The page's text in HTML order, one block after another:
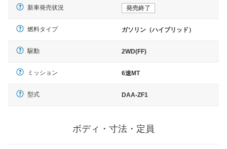
新車発売状況 発売終了
燃料タイプ ガソリン（ハイブリッド）
駆動 2WD(FF)
ミッション 6速MT
型式 DAA-ZF1
ボディ・寸法・定員